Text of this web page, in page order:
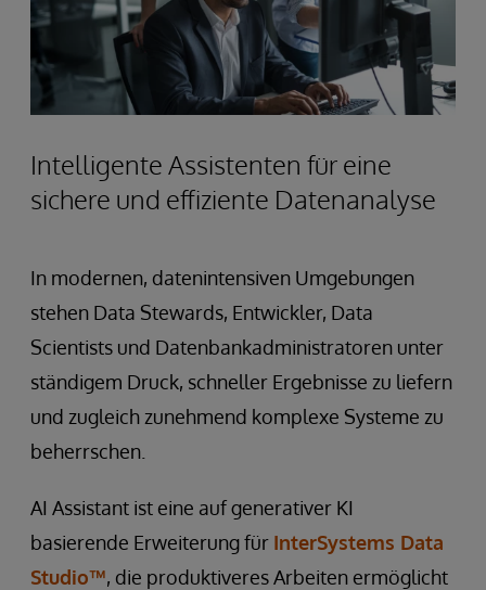
Intelligente Assistenten für eine
sichere und effiziente Datenanalyse
In modernen, datenintensiven Umgebungen
stehen Data Stewards, Entwickler, Data
Scientists und Datenbankadministratoren unter
ständigem Druck, schneller Ergebnisse zu liefern
und zugleich zunehmend komplexe Systeme zu
beherrschen.
AI Assistant ist eine auf generativer KI
basierende Erweiterung für InterSystems Data
Studio™, die produktiveres Arbeiten ermöglicht